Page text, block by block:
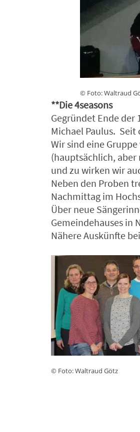
© Foto: Waltraud
**Die 4seasons
Gegründet Ende der
Michael Paulus. Seit
Wir sind eine
(hauptsächlich,
und zu wirken wir
Neben den Proben
Nachmittag im
Über neue
Gemeindehauses in
Nähere Auskünfte
© Foto: Waltraud Götz